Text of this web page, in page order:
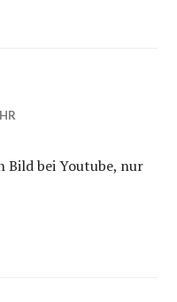
Bild bei Youtube, nur